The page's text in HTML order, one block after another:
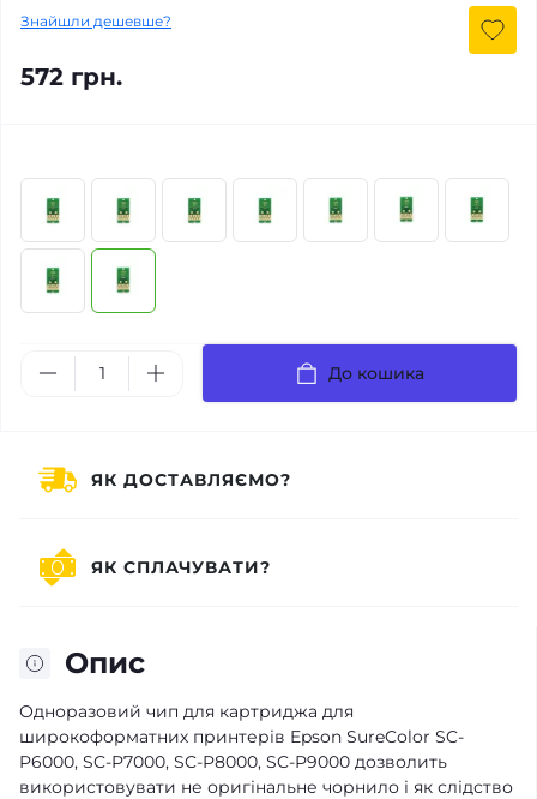
Знайшли дешевше?
572 грн.
До кошика
Опис
Одноразовий чип для картриджа для
широкоформатних принтерів Epson SureColor SC-
P6000, SC-P7000, SC-P8000, SC-P9000 дозволить
використовувати не оригінальне чорнило і як слідство
ЯК ДОСТАВЛЯЄМО?
ЯК СПЛАЧУВАТИ?